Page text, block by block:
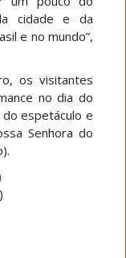
cidade e da
e no mundo”,
os visitantes
no dia do
espetáculo e
Senhora do